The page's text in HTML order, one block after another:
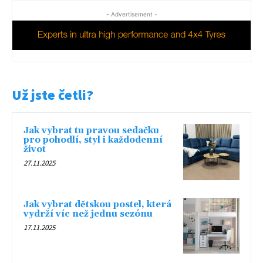
- Advertisement -
Už jste četli?
Jak vybrat tu pravou sedačku
pro pohodlí, styl i každodenní
život
27.11.2025
Jak vybrat dětskou postel, která
vydrží víc než jednu sezónu
17.11.2025